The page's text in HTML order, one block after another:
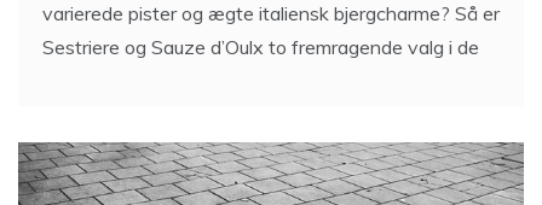
varierede pister og ægte italiensk bjergcharme? Så er
Sestriere og Sauze d’Oulx to fremragende valg i de